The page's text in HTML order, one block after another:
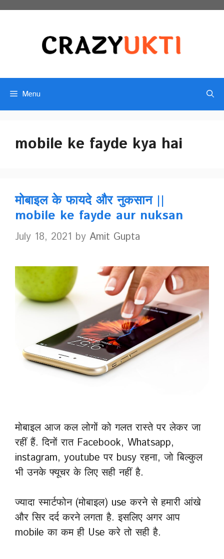
Skip
Menu
mobile ke fayde kya hai
मोबाइल के फायदे और नुकसान ||
mobile ke fayde aur nuksan
July 18, 2021 by Amit Gupta
मोबाइल आज कल लोगों को गलत रास्ते पर लेकर जा
रहीं हैं. दिनों रात Facebook, Whatsapp,
instagram, youtube पर busy रहना, जो बिल्कुल
भी उनके फ्यूचर के लिए सही नहीं है.
ज्यादा स्मार्टफोन (मोबाइल) use करने से हमारी आंखे
और सिर दर्द करने लगता है. इसलिए अगर आप
mobile का कम ही Use करे तो सही है.